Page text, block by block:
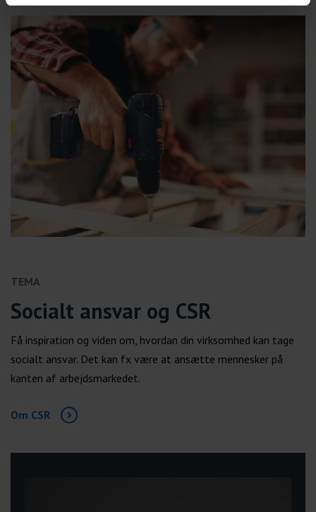
TEMA
Socialt ansvar og CSR
Få inspiration og viden om, hvordan din virksomhed kan tage
socialt ansvar. Det kan fx være at ansætte mennesker på
kanten af arbejdsmarkedet.
Om CSR